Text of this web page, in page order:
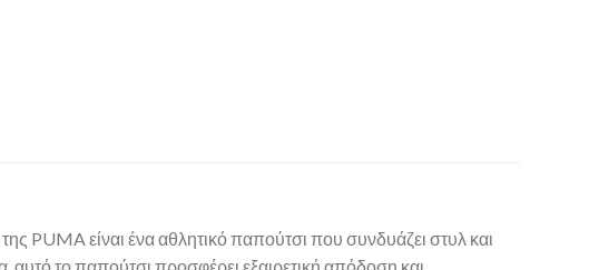
PUMA είναι ένα αθλητικό παπούτσι που συνδυάζει στυλ και
το παπούτσι προσφέρει εξαιρετική απόδοση και